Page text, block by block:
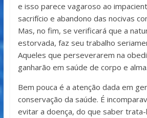
e isso parece vagaroso ao
sacrifício e abandono das nocivas
Mas, no fim, se verificará que a
estorvada, faz seu trabalho
Aqueles que perseverarem na
ganharão em saúde de corpo e alma.
Bem pouca é a atenção dada em
conservação da saúde. É
evitar a doença, do que saber trata-